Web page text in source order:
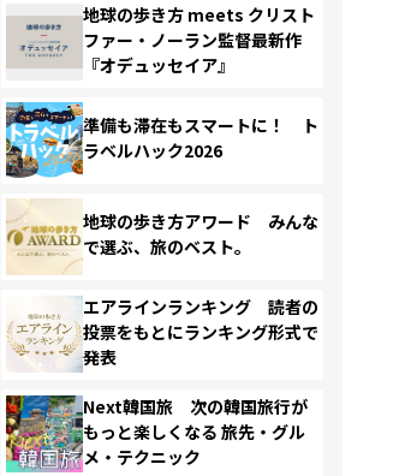
地球の歩き方 meets クリスト
ファー・ノーラン監督最新作
『オデュッセイア』
準備も滞在もスマートに！ ト
ラベルハック2026
地球の歩き方アワード みんな
で選ぶ、旅のベスト。
エアラインランキング 読者の
投票をもとにランキング形式で
発表
Next韓国旅 次の韓国旅行が
もっと楽しくなる 旅先・グル
メ・テクニック